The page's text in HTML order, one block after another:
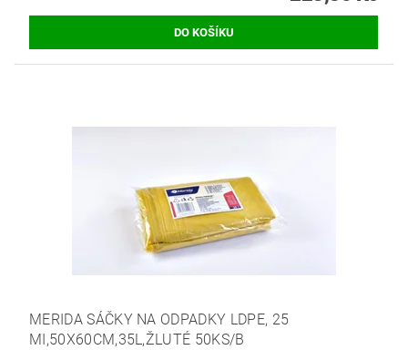
MERIDA SÁČKY NA ODPADKY LDPE, 25
MI,50X60CM,35L,ŽLUTÉ 50KS/B